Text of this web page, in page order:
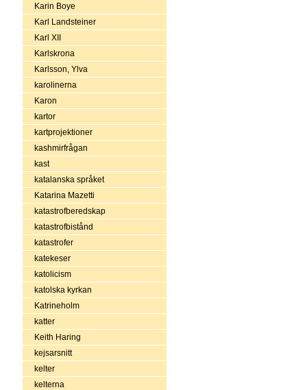
Karin Boye
Karl Landsteiner
Karl XII
Karlskrona
Karlsson, Ylva
karolinerna
Karon
kartor
kartprojektioner
kashmirfrågan
kast
katalanska språket
Katarina Mazetti
katastrofberedskap
katastrofbistånd
katastrofer
katekeser
katolicism
katolska kyrkan
Katrineholm
katter
Keith Haring
kejsarsnitt
kelter
kelterna